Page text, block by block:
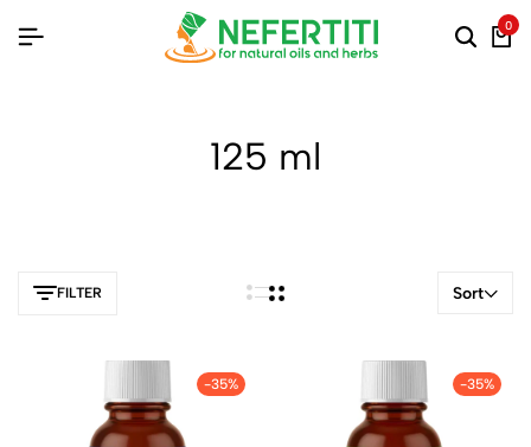
0
125 ml
FILTER Sort
-35% -35%